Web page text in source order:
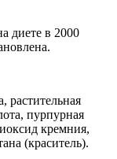
диете в 2000
растительная
пурпурная
кремния,
(краситель).